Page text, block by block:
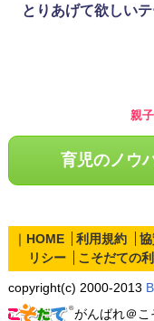
とりあげて欲しい
親
育児のノウ
｜ HOME 利用規約
リシー
こそだての
copyright(c) 2000-2013
がんばれ＠